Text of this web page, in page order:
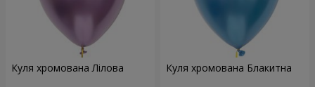
Куля хромована Лілова Куля хромована Блакитна